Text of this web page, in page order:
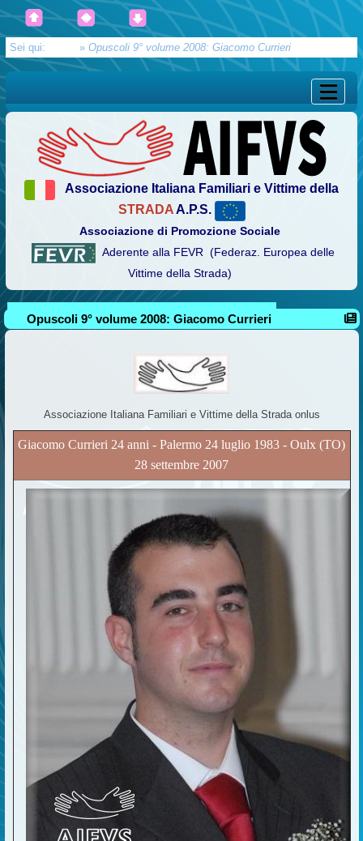
Sei qui: » Opuscoli 9° volume 2008: Giacomo Currieri
Associazione Italiana Familiari e Vittime della
STRADAA.P.S.
Associazione di Promozione Sociale
Aderente alla FEVR (Federaz. Europea delle
Vittime della Strada)
Opuscoli 9° volume 2008: Giacomo Currieri
Associazione Italiana Familiari e Vittime della Strada onlus
Giacomo Currieri 24 anni - Palermo 24 luglio 1983 - Oulx (TO)
28 settembre 2007